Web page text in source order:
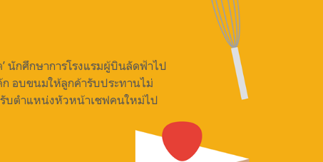
นักศึกษาการโรงแรมผู้บินลัดฟ้าไป
อบขนมให้ลูกค้ารับประทานไม่
บตำแหน่งหัวหน้าเชฟคนใหม่ไป